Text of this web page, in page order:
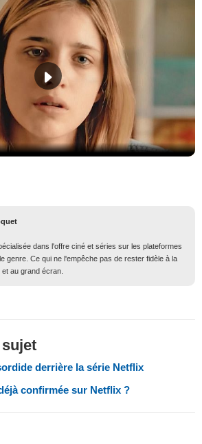
dans l'offre ciné et séries sur les plateformes
genre. Ce qui ne l'empêche pas de rester fidèle à la
au grand écran.
derrière la série Netflix
confirmée sur Netflix ?